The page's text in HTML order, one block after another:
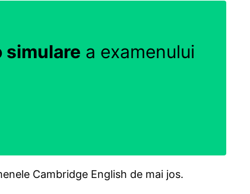
simulare a examenului
Cambridge English de mai jos.